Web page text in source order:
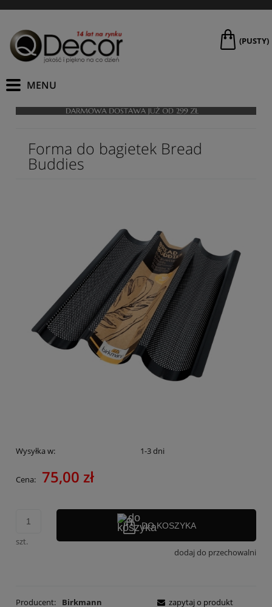
(PUSTY)
Forma do bagietek Bread
Buddies
Wysyłka w: 1-3 dni
Cena: 75,00 zł
szt.
DO KOSZYKA
dodaj do przechowalni
Producent:
Birkmann
zapytaj o produkt